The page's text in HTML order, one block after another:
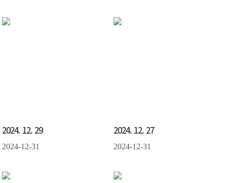
2024. 12. 29
2024-12-31
2024. 12. 27
2024-12-31